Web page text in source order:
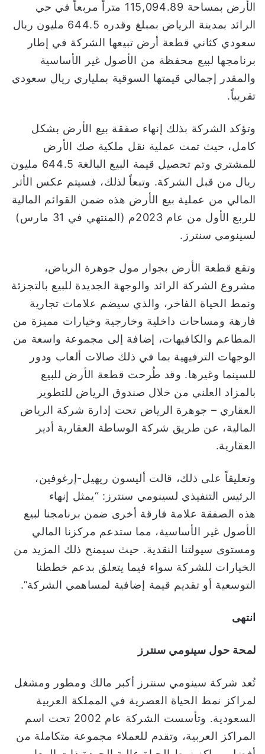
الأرض بمساحة 115,094.89 متراً مربعاً في حي
الرائد بمدينة الرياض بمبلغ وقدره 644.5 مليون ريال
سعودي كثاني قطعة أرض تبيعها الشركة في إطار
برنامجها لبيع محفظة من الأصول غير الأساسية
والمقدر إجمالي قيمتها السوقية بملياري ريال سعودي
تقريباً.
وتؤكد الشركة بذلك إنهاء صفقة بيع الأرض بشكل
كامل، حيث تمت عملية نقل ملكية صك الأرض
للمشتري وتم تحصيل قيمة البيع البالغة 644.5 مليون
ريال من قبل الشركة. وتبعاً لذلك، فسيتم عكس الأثر
المالي من عملية بيع الأرض هذه ضمن القوائم المالية
للربع الأول من عام 2023م (المنتهي في 31 مارس)
لسينومي سنترز.
وتقع قطعة الأرض بجوار مول جوهرة الرياض،
مشروع الشركة الرائد والوجهة الجديدة للبيع بالتجزئة
ونمط الحياة الفاخر، والذي سيضم علامات تجارية
فارهة ومساحات داخلية وخارجية وخيارات مميزة من
المطاعم والكافيهات، إضافة إلى مجموعة واسعة من
الوجهات الترفيهية بما في ذلك صالات ألعاب ودور
للسينما وغيرها. وقد طُرحت قطعة الأرض للبيع
بالمزاد العلني من خلال صندوق الرياض للتطوير
العقاري – جوهرة الرياض تحت إدارة شركة الرياض
المالية، عن طريق شركة الوساطة العقارية أدير
العقارية.
وتعليقاً على ذلك، قالت أليسون ريهيل-إرغوفين،
الرئيس التنفيذي لسينومي سنترز: “يمثل إنهاء
هذه الصفقة علامة فارقة أخرى ضمن برنامجنا لبيع
الأصول غير الأساسية، مما ستدعم مركزنا المالي
ومستوى سيولتنا النقدية. حيث سيمنح ذلك المزيد من
الخيارات للشركة سواء فيما يتعلق بدعم خططنا
التوسعية أو تقديم قيمة إضافية لمساهمي الشركة”.
انتهى
لمحة حول سينومي سنترز
تُعد شركة سينومي سنترز أكبر مالك ومطور ومشغل
لمراكز نمط الحياة العصرية في المملكة العربية
السعودية. وتأسست الشركة عام 2002 تحت اسم
المراكز العربية، وتقدم للعملاء مجموعة متكاملة من